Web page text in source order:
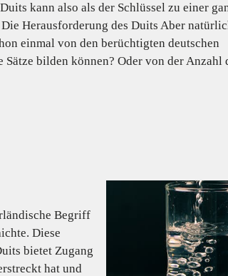
kann also als der Schlüssel zu einer
Herausforderung des Duits Aber
einmal von den berüchtigten deutschen
bilden können? Oder von der Anzahl
Begriff
Diese
bietet Zugang
hat und